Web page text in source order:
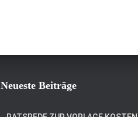
Neueste Beiträge